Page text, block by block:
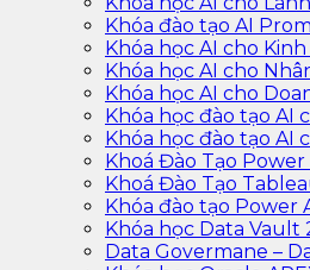
Khóa đào tạo AI
Khóa học AI cho
Khóa học AI cho
Khóa học AI cho
Khóa học đào tạo AI
Khóa học đào tạo AI
Khoá Đào Tạo Power
Khoá Đào Tạo
Khóa đào tạo Power
Khóa học Data Vault
Data Govermane –